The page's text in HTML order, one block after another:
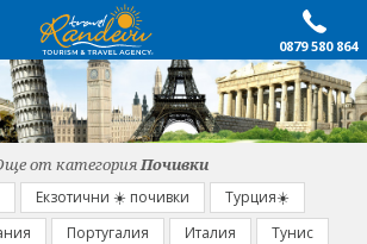
0879 580 864
от категорияПочивки
Екзотични ☀️ почивки
Турция☀️
Португалия Италия
Тунис